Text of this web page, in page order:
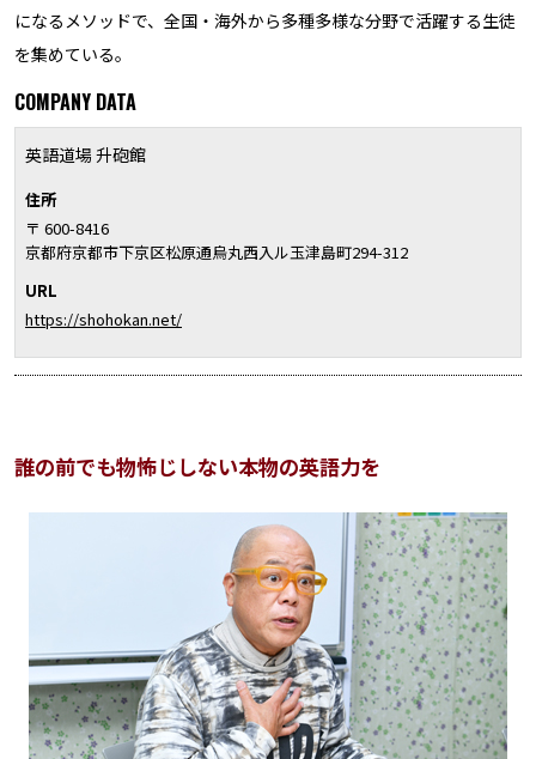
になるメソッドで、全国・海外から多種多様な分野で活躍する生徒
を集めている。
COMPANY DATA
英語道場 升砲館
住所
〒 600-8416
京都府京都市下京区松原通烏丸西入ル玉津島町294-312
URL
https://shohokan.net/
誰の前でも物怖じしない本物の英語力を